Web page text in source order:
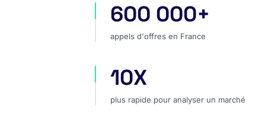
appels d'offres en France
600 000+
appels d'offres en France
plus rapide pour analyser un marché
10X
plus rapide pour analyser un marché